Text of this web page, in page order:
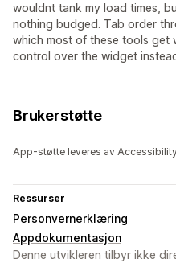
wouldnt tank my load times,
nothing budged. Tab order
which most of these tools get
control over the widget
Brukerstøtte
App-støtte leveres av
Ressurser
Personvernerklæring
Appdokumentasjon
Denne utvikleren tilbyr ikke